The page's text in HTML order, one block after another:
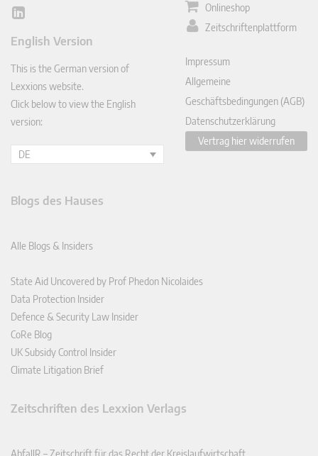
Lin
In
English Version
This is the German version of
Lexxions website.
Click below to view the English
version:
DE
Onlineshop
Zeitschriftenplattform
Impressum
Allgemeine
Geschäftsbedingungen (AGB)
Datenschutzerklärung
Vertrag hier widerrufen
Blogs des Hauses
Alle Blogs & Insiders
State Aid Uncovered by Prof Phedon Nicolaides
Data Protection Insider
Defence & Security Law Insider
CoRe Blog
UK Subsidy Control Insider
Climate Litigation Brief
Zeitschriften des Lexxion Verlags
AbfallR – Zeitschrift für das Recht der Kreislaufwirtschaft